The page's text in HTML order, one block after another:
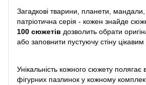
Загадкові тварини, планети,
патріотична серія - кожен знайде
100 сюжетів дозволить обрати
або заповнити пустуючу стіну
Унікальність кожного сюжету полягає в
фігурних пазлинок у кожному